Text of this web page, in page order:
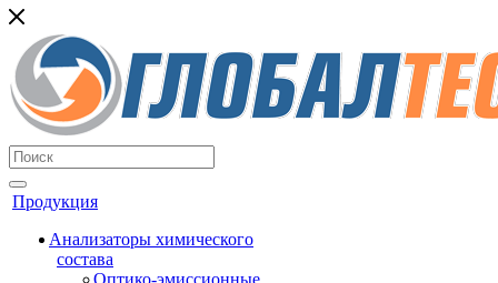
Продукция
Анализаторы химического
состава
Оптико-эмиссионные